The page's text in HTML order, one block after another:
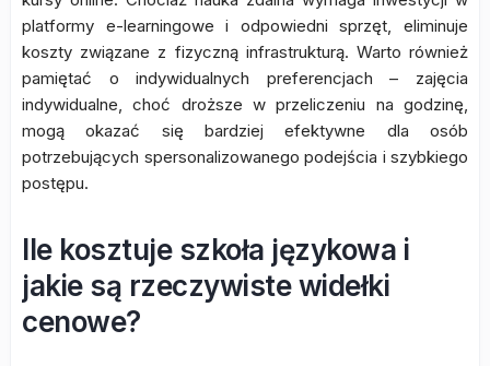
platformy e-learningowe i odpowiedni sprzęt, eliminuje
koszty związane z fizyczną infrastrukturą. Warto również
pamiętać o indywidualnych preferencjach – zajęcia
indywidualne, choć droższe w przeliczeniu na godzinę,
mogą okazać się bardziej efektywne dla osób
potrzebujących spersonalizowanego podejścia i szybkiego
postępu.
Ile kosztuje szkoła językowa i
jakie są rzeczywiste widełki
cenowe?